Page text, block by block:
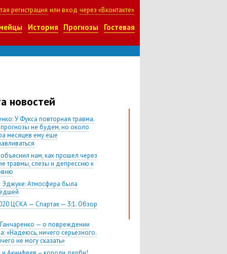
регистрация или вход через «Вконтакте»
История Прогнозы Гостевая
новостей
У Фукса повторная травма.
не будем, но около
месяцев ему еще
нам, как прошел через
травмы, слезы и депрессию к
Атмосфера была
ЦСКА — Спартак — 3:1. Обзор
— о повреждении
«Надеюсь, ничего серьезного.
не могу сказать»